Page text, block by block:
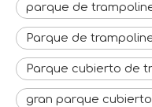
parque de
Parque de
Parque cubierto de
gran parque